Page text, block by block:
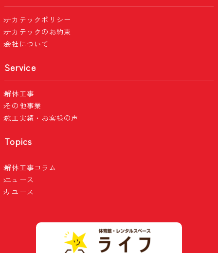
ナカテックポリシー
ナカテックのお約束
会社について
Service
解体工事
その他事業
施工実績・お客様の声
Topics
解体工事コラム
ニュース
リユース